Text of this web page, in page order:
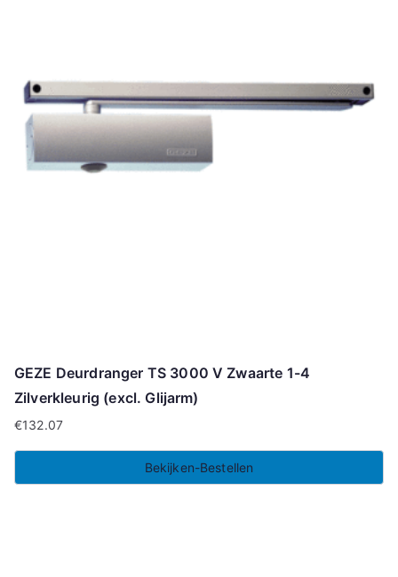
GEZE Deurdranger TS 3000 V Zwaarte 1-4
Zilverkleurig (excl. Glijarm)
€132.07
Bekijken-Bestellen